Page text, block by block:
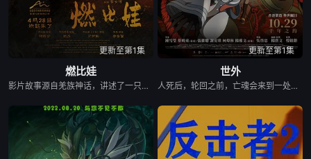
更新至第1集
燃比娃
影片故事源自羌族神话，讲述了一只被人类抚养长大的猴子，追寻母亲阿勿巴吉（周迅 配音）的足迹，踏上神山探寻“温暖”之谜的旅程。他在“恐惧之兽”口中夺取火种，烈焰焚身，褪去毛发，涅槃成人。
更新至第1集
世外
人死后，轮回之前，亡魂会来到一处奇异之地——“世外”。灵守日复一日引领亡魂去投胎，直至一天，灵守小鬼遇上了不愿转世的小妹，让不懂人类情感的小鬼看到了不再一样的“世外”。 在带领小妹转世的路途上，小鬼揭示了她前世的遗憾，亦触发了难以逆转的诅咒——若小妹完全被忿恨支配，不论世外、人间，将与她一同灰飞烟灭…… 为了小妹，小鬼得到天女的允许，与武功高强的黑天踏上横跨千年的征途，纵然在路上危机四伏，他仍不惜多次舍身相救，只为了小妹能忘记过去的伤痛，并原谅自己，一身轻盈，走上轮回转世之路……